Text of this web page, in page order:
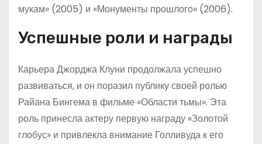
мукам» (2005) и «Монументы прошлого» (2006).
Успешные роли и награды
Карьера Джорджа Клуни продолжала успешно
развиваться, и он поразил публику своей ролью
Райана Бингема в фильме «Области тьмы». Эта
роль принесла актеру первую награду «Золотой
глобус» и привлекла внимание Голливуда к его